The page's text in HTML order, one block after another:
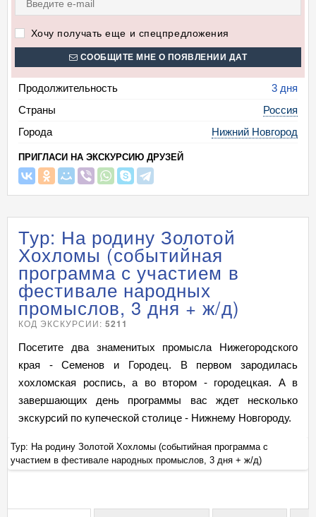
Хочу получать еще и спецпредложения
СООБЩИТЕ МНЕ О ПОЯВЛЕНИИ ДАТ
Продолжительность
3 дня
Страны
Россия
Города
Нижний Новгород
ПРИГЛАСИ НА ЭКСКУРСИЮ ДРУЗЕЙ
Тур: На родину Золотой
Хохломы (событийная
программа с участием в
фестивале народных
промыслов, 3 дня + ж/д)
КОД ЭКСКУРСИИ:5211
Посетите два знаменитых промысла Нижегородского
края - Семенов и Городец. В первом зародилась
хохломская роспись, а во втором - городецкая. А в
завершающих день программы вас ждет несколько
экскурсий по купеческой столице - Нижнему Новгороду.
+
Тур: На родину Золотой Хохломы (событийная программа с
участием в фестивале народных промыслов, 3 дня + ж/д)